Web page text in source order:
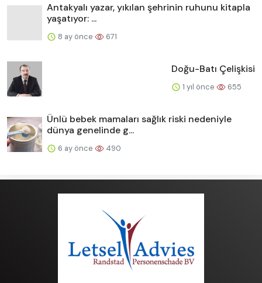
Antakyalı yazar, yıkılan şehrinin ruhunu kitapla
yaşatıyor: ...
8 ay önce 671
Doğu-Batı Çelişkisi
1 yıl önce 655
Ünlü bebek mamaları sağlık riski nedeniyle
dünya genelinde g...
6 ay önce 490